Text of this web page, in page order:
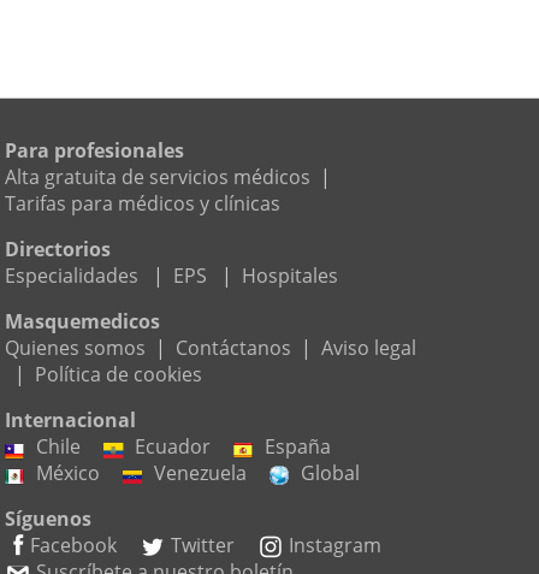
Para profesionales
Alta gratuita de servicios médicos |
Tarifas para médicos y clínicas
Directorios
Especialidades
| EPS | Hospitales
Masquemedicos
Quienes somos | Contáctanos | Aviso legal
| Política de cookies
Internacional
Chile
Ecuador
España
México
Venezuela
Global
Síguenos
Facebook
Twitter
Instagram